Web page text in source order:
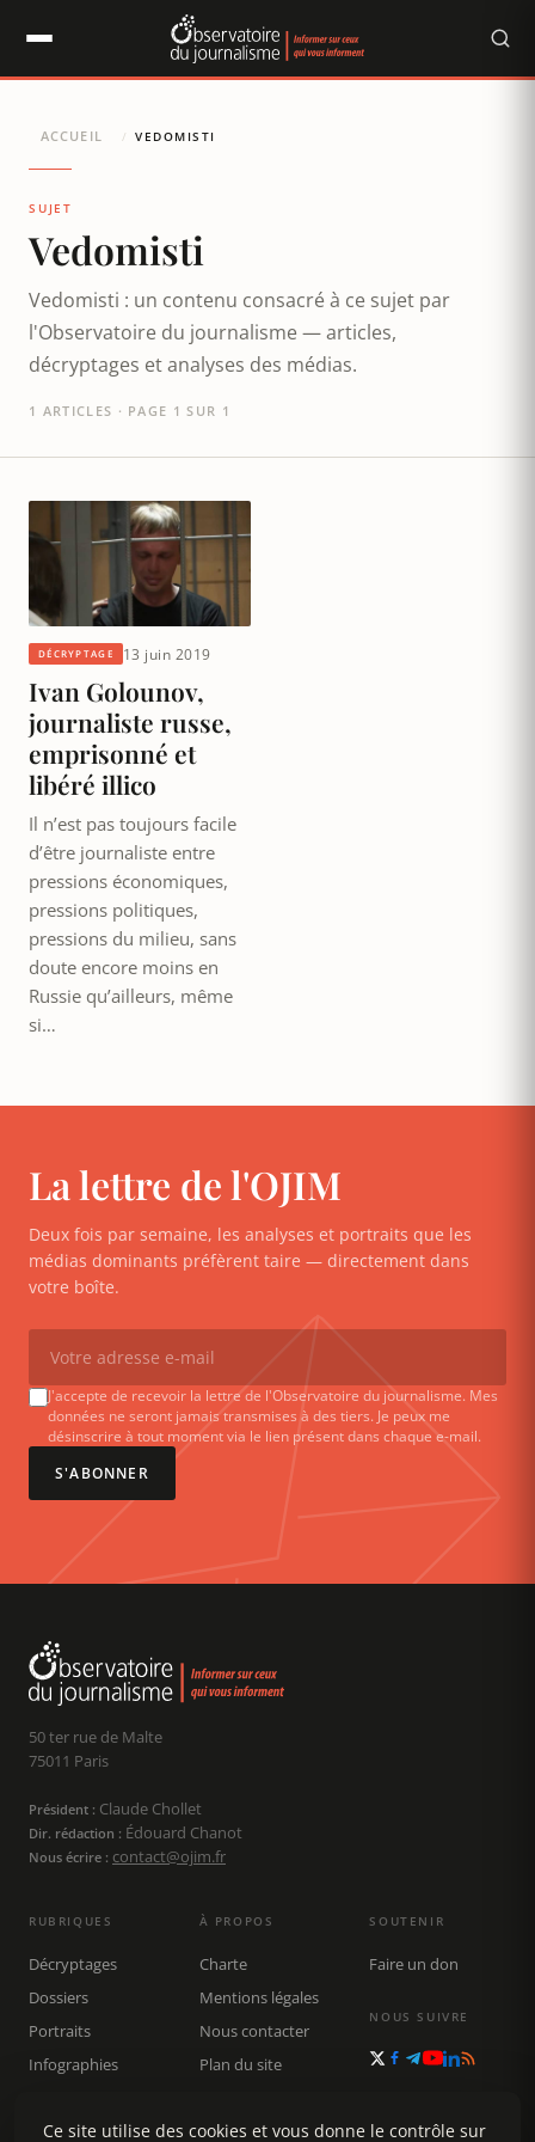
ACCUEIL / VEDOMISTI
SUJET
Vedomisti
Vedomisti : un contenu consacré à ce sujet par
l'Observatoire du journalisme — articles,
décryptages et analyses des médias.
1 ARTICLES · PAGE 1 SUR 1
DÉCRYPTAGE 13 juin 2019
Ivan Golounov,
journaliste russe,
emprisonné et
libéré illico
Il n’est pas toujours facile
d’être journaliste entre
pressions économiques,
pressions politiques,
pressions du milieu, sans
doute encore moins en
Russie qu’ailleurs, même
si…
La lettre de l'OJIM
Deux fois par semaine, les analyses et portraits que les
médias dominants préfèrent taire — directement dans
votre boîte.
J'accepte de recevoir la lettre de l'Observatoire du journalisme. Mes
données ne seront jamais transmises à des tiers. Je peux me
désinscrire à tout moment via le lien présent dans chaque e-mail.
S'ABONNER
50 ter rue de Malte
75011 Paris
Président : Claude Chollet
Dir. rédaction : Édouard Chanot
Nous écrire : contact@ojim.fr
RUBRIQUES
Décryptages
Dossiers
Portraits
Infographies
Rechercher
À PROPOS
Charte
Mentions légales
Nous contacter
Plan du site
SOUTENIR
Faire un don
NOUS SUIVRE
Panneau de gestion des cookies
Ce site utilise des cookies et vous donne le contrôle sur